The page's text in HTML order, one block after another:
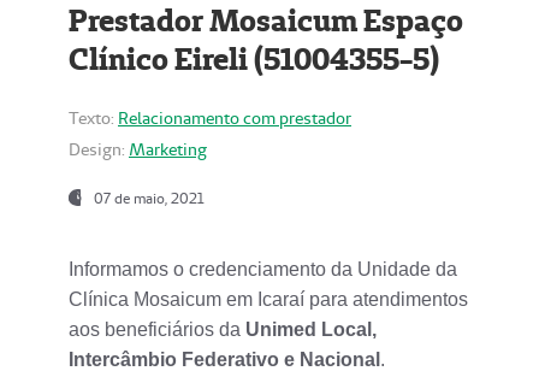
Prestador Mosaicum Espaço
Clínico Eireli (51004355-5)
Texto: Relacionamento com prestador
Design: Marketing
07 de maio, 2021
Informamos o credenciamento da Unidade da
Clínica Mosaicum em Icaraí para atendimentos
aos beneficiários da Unimed Local,
Intercâmbio Federativo e Nacional .